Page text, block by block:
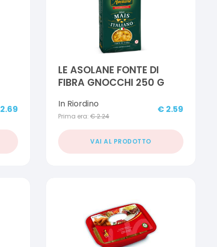
2.69
LE ASOLANE FONTE DI
FIBRA GNOCCHI 250 G
In Riordino
Prima era: €2.24
€ 2.59
VAI AL PRODOTTO